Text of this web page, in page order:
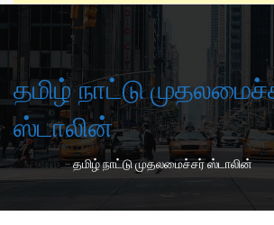
தமிழ் நாட்டு
ஸ்டாலின்
Home-தமிழ் நாட்டு முதலமைச்சர் ஸ்டாலின்